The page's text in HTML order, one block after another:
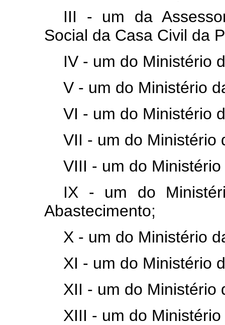
III - um da
Social da Casa Civil da
IV - um do Ministério
V - um do Ministério
VI - um do Ministério
VII - um do Ministério
VIII - um do
IX - um do
Abastecimento;
X - um do Ministério
XI - um do Ministério
XII - um do Ministério
XIII - um do